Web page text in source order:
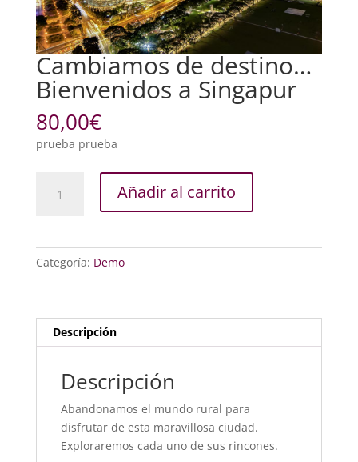
Cambiamos de destino…
Bienvenidos a Singapur
80,00€
prueba prueba
destino...Bienvenidos
Singapur
cantidad
Añadir al carrito
Categoría: Demo
Descripción
Descripción
Abandonamos el mundo rural para
disfrutar de esta maravillosa ciudad.
Exploraremos cada uno de sus rincones.